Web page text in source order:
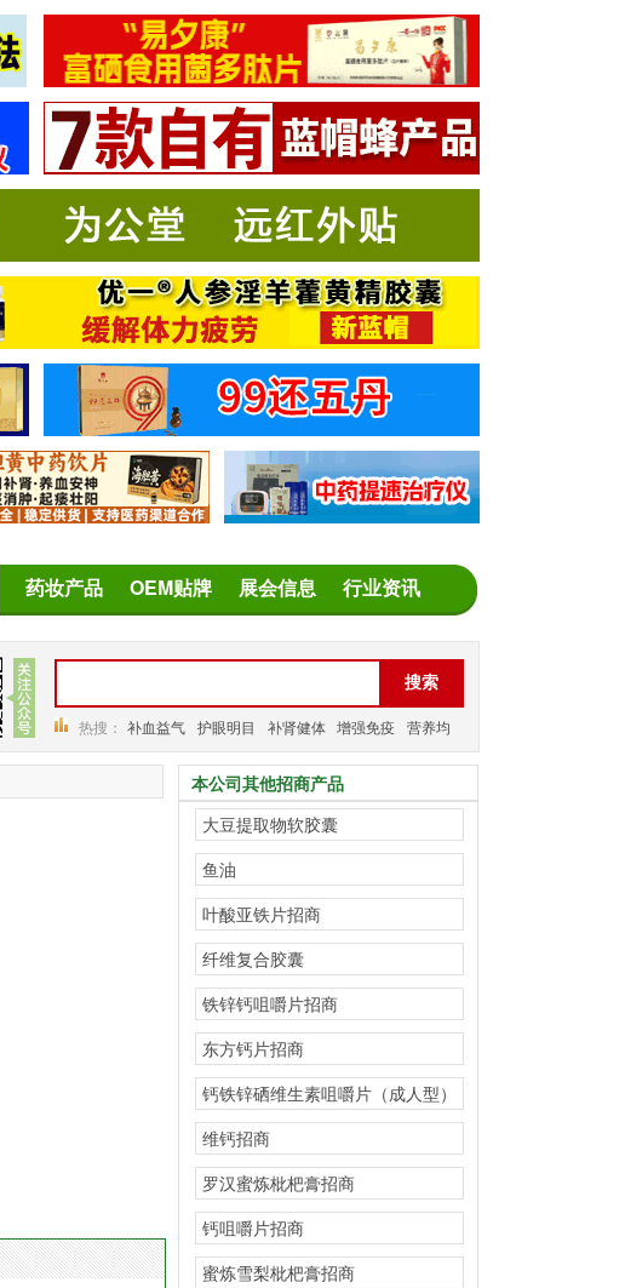
药妆产品 OEM贴牌 展会信息 行业资讯
热搜： 补血益气 护眼明目 补肾健体 增强免疫
营养均
衡 减缓疲劳
本公司其他招商产品
大豆提取物软胶囊
鱼油
叶酸亚铁片招商
纤维复合胶囊
铁锌钙咀嚼片招商
东方钙片招商
钙铁锌硒维生素咀嚼片（成人型）
招商
维钙招商
罗汉蜜炼枇杷膏招商
钙咀嚼片招商
蜜炼雪梨枇杷膏招商